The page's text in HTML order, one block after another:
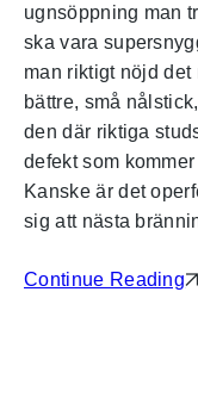
ugnsöppning man
ska vara
man riktigt nöjd det
bättre, små
den där riktiga
defekt som
Kanske är det
sig att nästa
Continue Reading